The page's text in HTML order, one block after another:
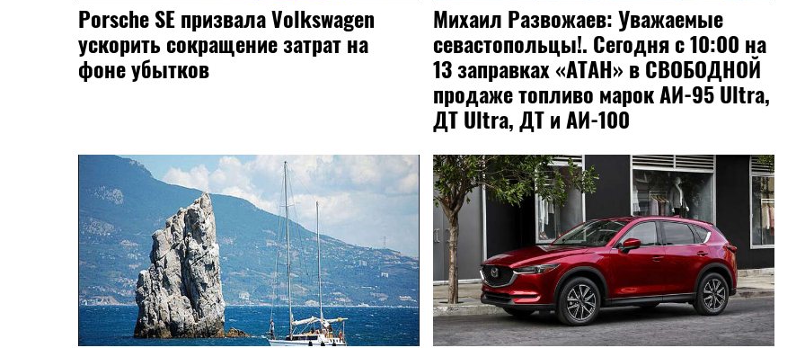
Porsche SE призвала Volkswagen
ускорить сокращение затрат на
фоне убытков
Михаил Развожаев: Уважаемые
севастопольцы!. Сегодня с 10:00 на
13 заправках «АТАН» в СВОБОДНОЙ
продаже топливо марок АИ-95 Ultra,
ДТ Ultra, ДТ и АИ-100